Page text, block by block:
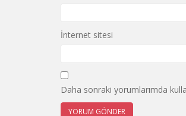
İnternet sitesi
Daha sonraki yorumlarımda